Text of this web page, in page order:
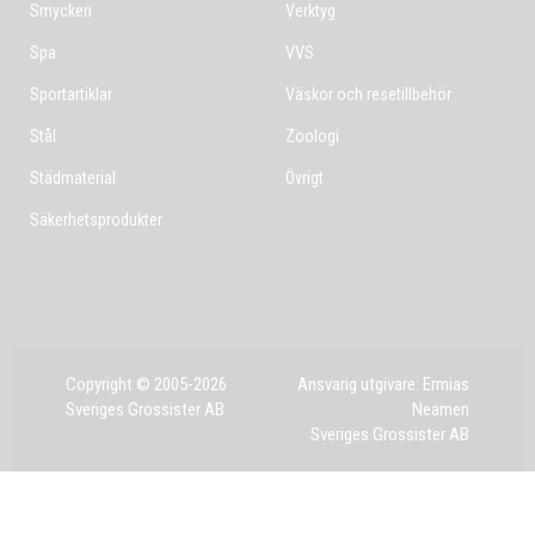
Smycken
Spa
Sportartiklar
Stål
Städmaterial
Säkerhetsprodukter
Verktyg
VVS
Väskor och resetillbehör
Zoologi
Övrigt
Copyright © 2005-2026
Sveriges Grossister AB
Ansvarig utgivare: Ermias
Neamen
Sveriges Grossister AB